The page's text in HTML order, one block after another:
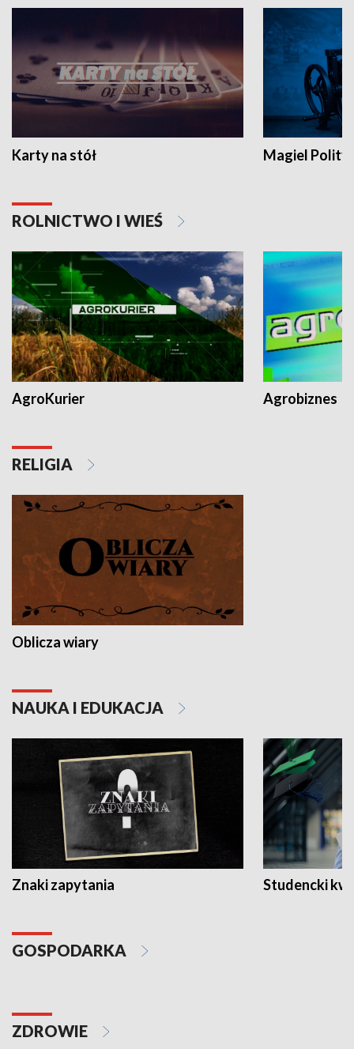
Karty na stół Magiel
ROLNICTWO I WIEŚ
AgroKurier Agrobiznes
RELIGIA
Oblicza wiary
NAUKA I EDUKACJA
Znaki zapytania Studencki
GOSPODARKA
ZDROWIE